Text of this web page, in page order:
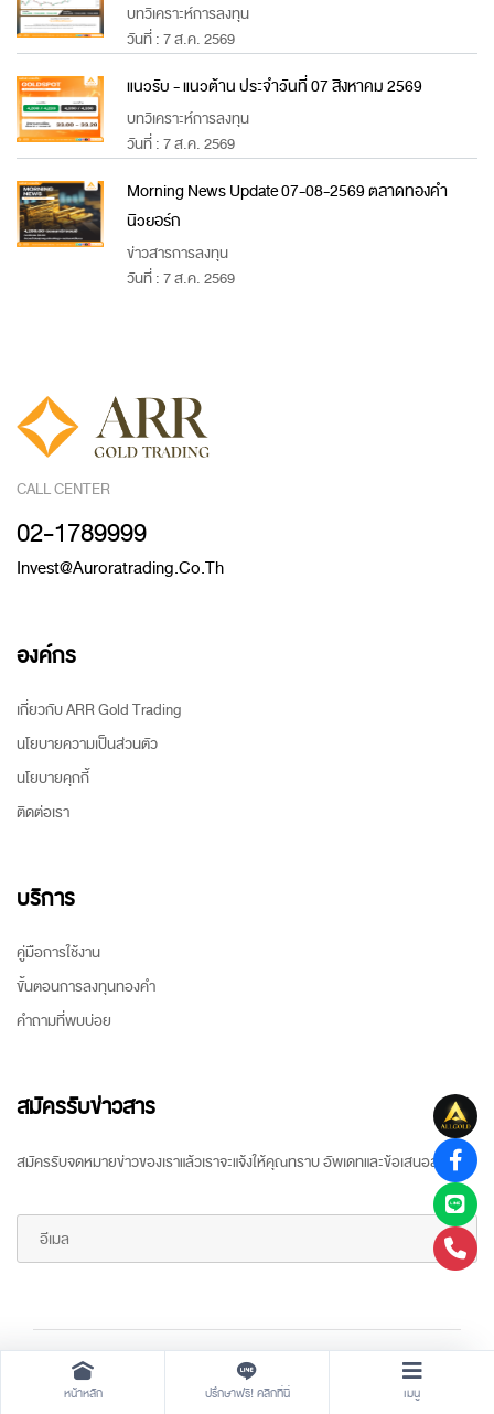
บทวิเคราะห์การลงทุน
วันที่ : 7 ส.ค. 2569
แนวรับ - แนวต้าน ประจำวันที่ 07 สิงหาคม 2569
บทวิเคราะห์การลงทุน
วันที่ : 7 ส.ค. 2569
Morning News Update 07-08-2569 ตลาดทองคำ
นิวยอร์ก
ข่าวสารการลงทุน
วันที่ : 7 ส.ค. 2569
CALL CENTER
02-1789999
Invest@auroratrading.co.th
องค์กร
เกี่ยวกับ ARR Gold Trading
นโยบายความเป็นส่วนตัว
นโยบายคุกกี้
ติดต่อเรา
บริการ
คู่มือการใช้งาน
ขั้นตอนการลงทุนทองคำ
คำถามที่พบบ่อย
สมัครรับข่าวสาร
สมัครรับจดหมายข่าวของเราแล้วเราจะแจ้งให้คุณทราบ อัพเดทและข้อเสนอล่าสุด
Copyright © 2026 All rights reserved ARR Gold Trading
หน้าหลัก ปรึกษาฟรี! คลิกที่นี่ เมนู